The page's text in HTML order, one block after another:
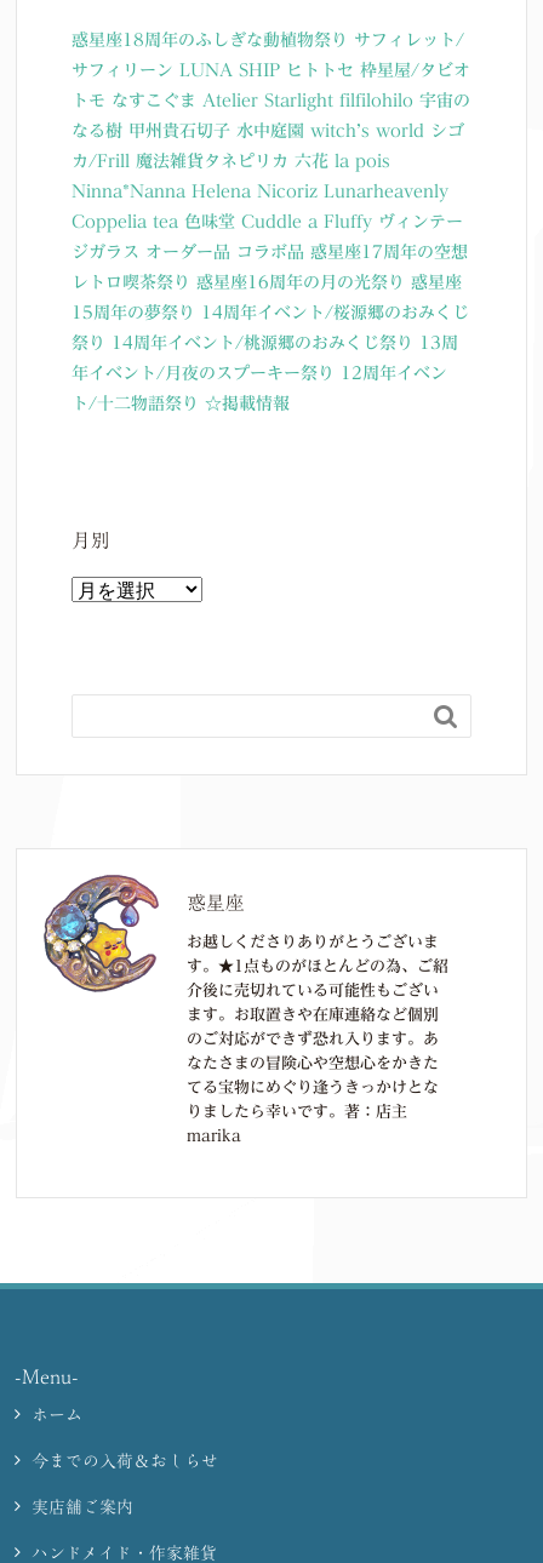
惑星座18周年のふしぎな動植物祭り
サフィレット/
サフィリーン LUNA SHIP ヒトトセ 枠星屋/タビオ
トモ なすこぐま Atelier Starlight filfilohilo 宇宙の
なる樹 甲州貴石切子 水中庭園 witch’s world
シゴ
カ/Frill 魔法雑貨タネピリカ 六花 la pois
Ninna*Nanna Helena Nicoriz Lunarheavenly
Coppelia tea 色味堂 Cuddle a Fluffy ヴィンテー
ジガラス オーダー品 コラボ品 惑星座17周年の空想
レトロ喫茶祭り
惑星座16周年の月の光祭り
惑星座
15周年の夢祭り
14周年イベント/桜源郷のおみくじ
祭り
14周年イベント/桃源郷のおみくじ祭り
13周
年イベント/月夜のスプーキー祭り
12周年イベン
ト/十二物語祭り
☆掲載情報
月別
月

惑星座
お越しくださりありがとうございま
す。★1点ものがほとんどの為、ご紹
介後に売切れている可能性もござい
ます。お取置きや在庫連絡など個別
のご対応ができず恐れ入ります。あ
なたさまの冒険心や空想心をかきた
てる宝物にめぐり逢うきっかけとな
りましたら幸いです。著：店主
marika
-Menu-
ホーム
今までの入荷＆おしらせ
実店舗ご案内
ハンドメイド・作家雑貨